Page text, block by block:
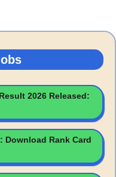
2026 Released:
Download Rank Card